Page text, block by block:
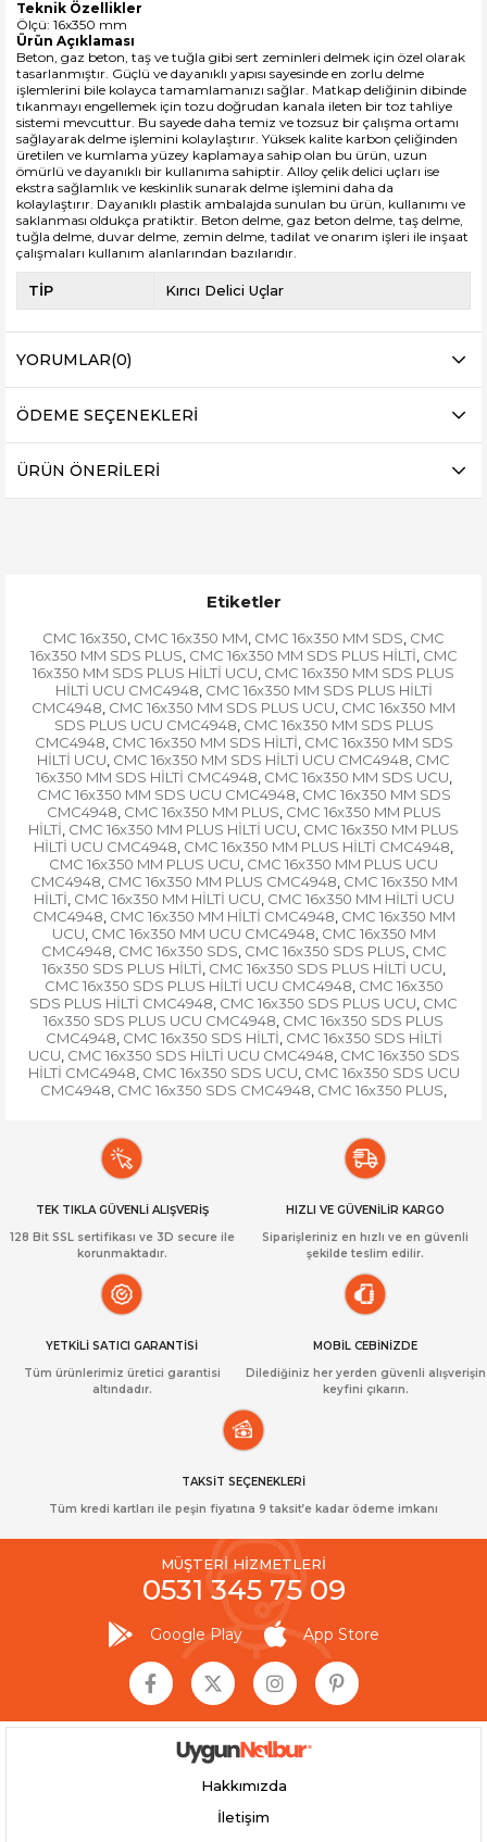
Teknik Özellikler
Ölçü: 16x350 mm
Ürün Açıklaması
Beton, gaz beton, taş ve tuğla gibi sert zeminleri delmek için özel olarak
tasarlanmıştır. Güçlü ve dayanıklı yapısı sayesinde en zorlu delme
işlemlerini bile kolayca tamamlamanızı sağlar. Matkap deliğinin dibinde
tıkanmayı engellemek için tozu doğrudan kanala ileten bir toz tahliye
sistemi mevcuttur. Bu sayede daha temiz ve tozsuz bir çalışma ortamı
sağlayarak delme işlemini kolaylaştırır. Yüksek kalite karbon çeliğinden
üretilen ve kumlama yüzey kaplamaya sahip olan bu ürün, uzun
ömürlü ve dayanıklı bir kullanıma sahiptir. Alloy çelik delici uçları ise
ekstra sağlamlık ve keskinlik sunarak delme işlemini daha da
kolaylaştırır. Dayanıklı plastik ambalajda sunulan bu ürün, kullanımı ve
saklanması oldukça pratiktir. Beton delme, gaz beton delme, taş delme,
tuğla delme, duvar delme, zemin delme, tadilat ve onarım işleri ile inşaat
çalışmaları kullanım alanlarından bazılarıdır.
TİP Kırıcı Delici Uçlar
YORUMLAR(0)
ÖDEME SEÇENEKLERI
ÜRÜN ÖNERILERI
Etiketler
CMC 16x350 CMC 16x350 MM CMC 16x350 MM SDS CMC
16x350 MM SDS PLUS CMC 16x350 MM SDS PLUS HİLTİ CMC
16x350 MM SDS PLUS HİLTİ UCU CMC 16x350 MM SDS PLUS
HİLTİ UCU CMC4948 CMC 16x350 MM SDS PLUS HİLTİ
CMC4948 CMC 16x350 MM SDS PLUS UCU CMC 16x350 MM
SDS PLUS UCU CMC4948 CMC 16x350 MM SDS PLUS
CMC4948 CMC 16x350 MM SDS HİLTİ CMC 16x350 MM SDS
HİLTİ UCU CMC 16x350 MM SDS HİLTİ UCU CMC4948 CMC
16x350 MM SDS HİLTİ CMC4948 CMC 16x350 MM SDS UCU
CMC 16x350 MM SDS UCU CMC4948 CMC 16x350 MM SDS
CMC4948 CMC 16x350 MM PLUS CMC 16x350 MM PLUS
HİLTİ CMC 16x350 MM PLUS HİLTİ UCU CMC 16x350 MM PLUS
HİLTİ UCU CMC4948 CMC 16x350 MM PLUS HİLTİ CMC4948
CMC 16x350 MM PLUS UCU CMC 16x350 MM PLUS UCU
CMC4948 CMC 16x350 MM PLUS CMC4948 CMC 16x350 MM
HİLTİ CMC 16x350 MM HİLTİ UCU CMC 16x350 MM HİLTİ UCU
CMC4948 CMC 16x350 MM HİLTİ CMC4948 CMC 16x350 MM
UCU CMC 16x350 MM UCU CMC4948 CMC 16x350 MM
CMC4948 CMC 16x350 SDS CMC 16x350 SDS PLUS CMC
16x350 SDS PLUS HİLTİ CMC 16x350 SDS PLUS HİLTİ UCU
CMC 16x350 SDS PLUS HİLTİ UCU CMC4948 CMC 16x350
SDS PLUS HİLTİ CMC4948 CMC 16x350 SDS PLUS UCU CMC
16x350 SDS PLUS UCU CMC4948 CMC 16x350 SDS PLUS
CMC4948 CMC 16x350 SDS HİLTİ CMC 16x350 SDS HİLTİ
UCU CMC 16x350 SDS HİLTİ UCU CMC4948 CMC 16x350 SDS
HİLTİ CMC4948 CMC 16x350 SDS UCU CMC 16x350 SDS UCU
CMC4948 CMC 16x350 SDS CMC4948 CMC 16x350 PLUS
TEK TIKLA GÜVENLİ ALIŞVERİŞ
128 Bit SSL sertifikası ve 3D secure ile
korunmaktadır.
HIZLI VE GÜVENİLİR KARGO
Siparişleriniz en hızlı ve en güvenli
şekilde teslim edilir.
YETKİLİ SATICI GARANTİSİ
Tüm ürünlerimiz üretici garantisi
altındadır.
MOBİL CEBİNİZDE
Dilediğiniz her yerden güvenli alışverişin
keyfini çıkarın.
TAKSİT SEÇENEKLERİ
Tüm kredi kartları ile peşin fiyatına 9 taksit’e kadar ödeme imkanı
MÜŞTERİ HİZMETLERİ
0531 345 75 09
Google Play App Store
Hakkımızda
İletişim